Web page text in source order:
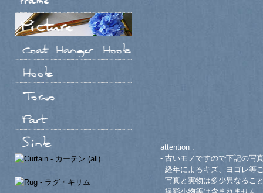
attention :
- 古いモノですので下記の写
- 経年によるキズ、ヨゴレ等
- 写真と実物は多少異なるこ